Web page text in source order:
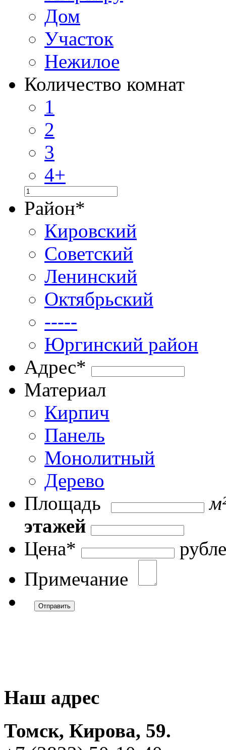
Дом
Участок
Нежилое
Количество комнат
1
2
3
4+
Район*
Кировский
Советский
Ленинский
Октябрьский
-----
Юргинский район
Адрес*
Материал
Кирпич
Панель
Монолитный
Дерево
Площадь
этажей
Цена*
Примечание
Наш адрес
Томск, Кирова, 59.